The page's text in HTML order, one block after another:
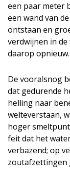
een paar meter
een wand van
ontstaan en
verdwijnen in
daarop opnieuw.
De vooralsnog
dat gedurende
helling naar
welteverstaan,
hoger
feit dat het
verbazend; op
zoutafzettingen